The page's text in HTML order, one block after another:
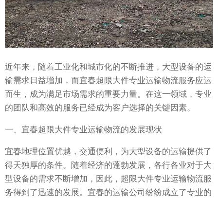
近年来，随着工业化和城市化的不断推进，大型设备的运
输需求日益增加，而宜春超限大件专业运输物流服务应运
而生，成为满足市场需求的重要力量。在这一领域，专业
的团队和高效的服务已经成为客户选择的关键因素。
一、宜春超限大件专业运输物流的发展现状
宜春地理位置优越，交通便利，为大型设备的运输提供了
得天独厚的条件。随着经济的蓬勃发展，各行各业对于大
型设备的需求不断增加，因此，超限大件专业运输物流服
务得到了迅速的发展。宜春的运输公司纷纷成立了专业的